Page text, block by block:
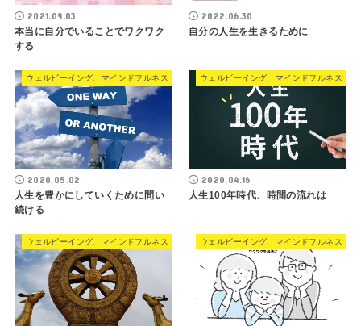
2021.09.03
本当に自分でいることでワクワク
する
2022.06.30
自分の人生を生きるために
ウェルビーイング、マインドフルネス
2020.05.02
人生を豊かにしていくために問い
続ける
ウェルビーイング、マインドフルネス
2020.04.16
人生100年時代、時間の流れは
ウェルビーイング、マインドフルネス ウェルビーイング、マインドフルネス